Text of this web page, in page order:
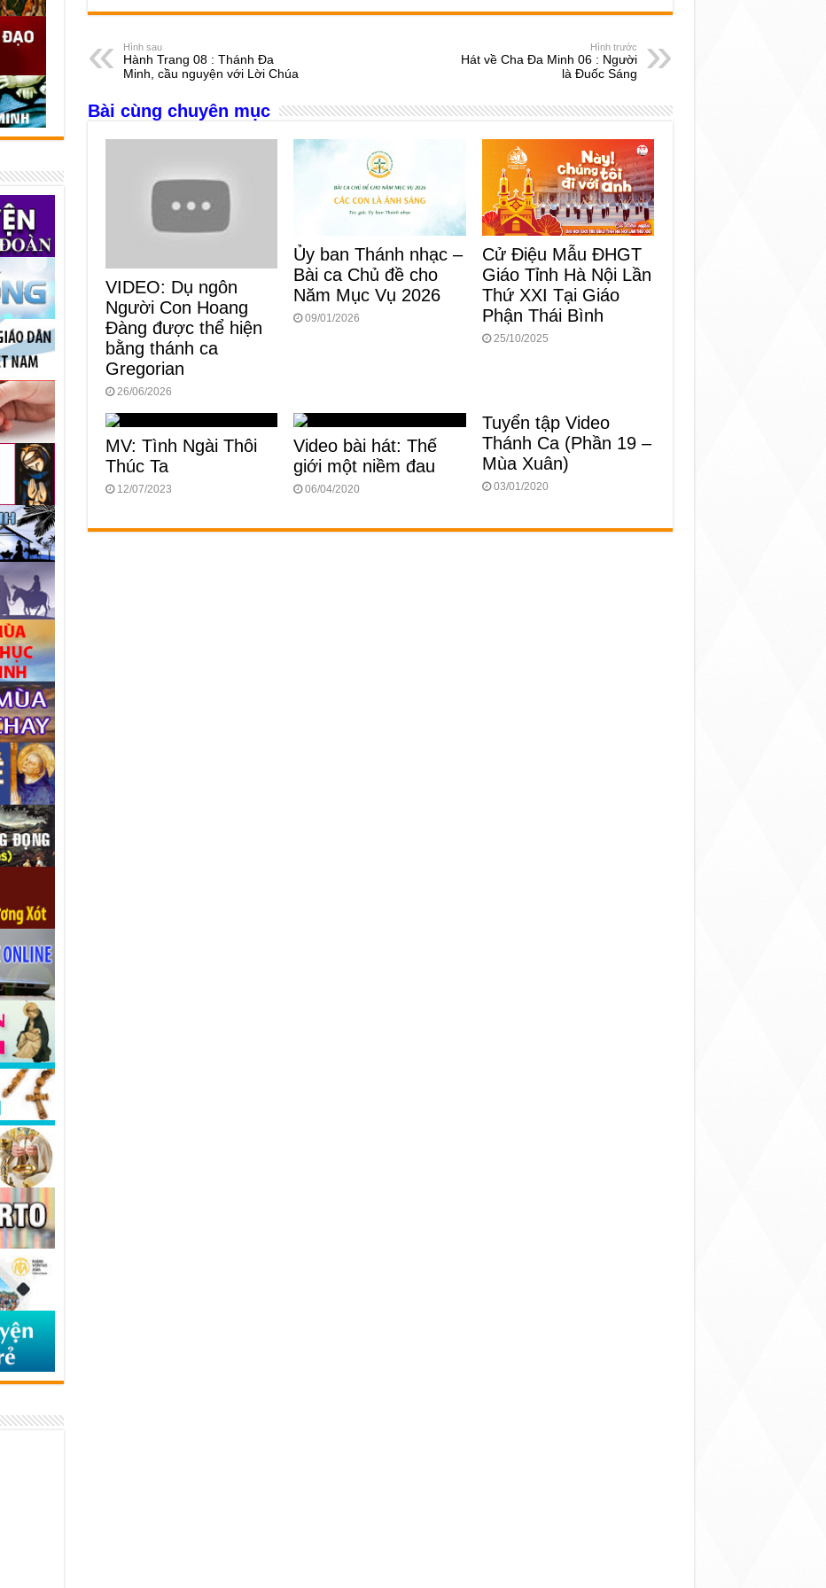
c
e
b
o
o
ss
n
g
er
at
A
p
p
e
d
s
er ail ar
Hình sau
Hành Trang 08 : Thánh Đa
Minh, cầu nguyện với Lời Chúa
Hình trước
Hát về Cha Đa Minh 06 : Người
là Đuốc Sáng
Bài cùng chuyên mục
VIDEO: Dụ ngôn
Người Con Hoang
Đàng được thể hiện
bằng thánh ca
Gregorian
26/06/2026
Ủy ban Thánh nhạc –
Bài ca Chủ đề cho
Năm Mục Vụ 2026
09/01/2026
Cử Điệu Mẫu ĐHGT
Giáo Tỉnh Hà Nội Lần
Thứ XXI Tại Giáo
Phận Thái Bình
25/10/2025
MV: Tình Ngài Thôi
Thúc Ta
12/07/2023
Video bài hát: Thế
giới một niềm đau
06/04/2020
Tuyển tập Video
Thánh Ca (Phần 19 –
Mùa Xuân)
03/01/2020